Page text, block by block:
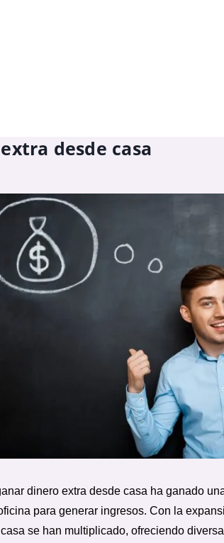
desde casa
dinero extra desde casa ha ganado
para generar ingresos. Con la
se han multiplicado, ofreciendo